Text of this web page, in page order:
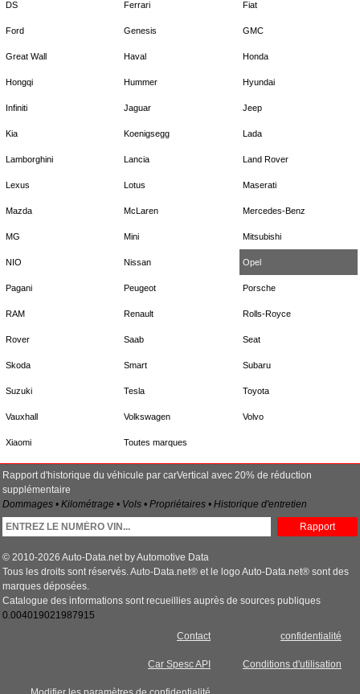
DS Ferrari Fiat
Ford Genesis GMC
Great Wall Haval Honda
Hongqi Hummer Hyundai
Infiniti Jaguar Jeep
Kia Koenigsegg Lada
Lamborghini Lancia Land Rover
Lexus Lotus Maserati
Mazda McLaren Mercedes-Benz
MG Mini Mitsubishi
NIO Nissan Opel
Pagani Peugeot Porsche
RAM Renault Rolls-Royce
Rover Saab Seat
Skoda Smart Subaru
Suzuki Tesla Toyota
Vauxhall Volkswagen Volvo
Xiaomi Toutes marques
Rapport d'historique du véhicule par carVertical avec 20% de réduction
supplémentaire
Dommages • Kilométrage • Vols • Propriétaires • Historique d'entretien
Rapport
© 2010-2026 Auto-Data.net by Automotive Data
Tous les droits sont réservés. Auto-Data.net® et le logo Auto-Data.net® sont des
marques déposées.
Catalogue des informations sont recueillies auprès de sources publiques
0.004019021987915
confidentialité
Conditions d'utilisation
Contact
Car Spesc API